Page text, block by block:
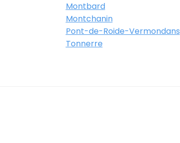
Montbard
Montchanin
Pont-de-Roide-Vermondans
Tonnerre